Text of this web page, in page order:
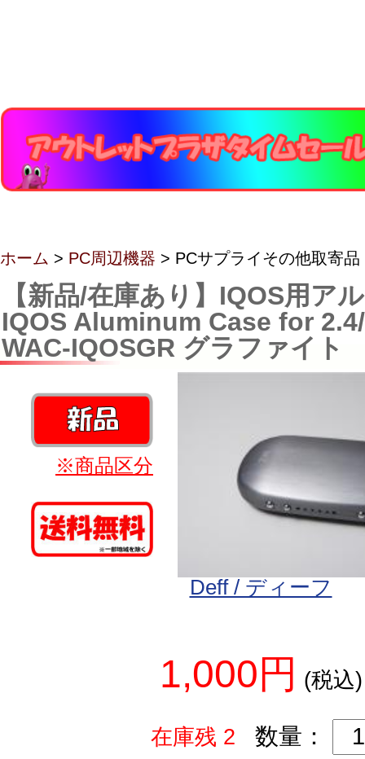
ホーム > PC周辺機器 > PCサプライその他取寄品
【新品/在庫あり】IQOS用ア
IQOS Aluminum Case for
WAC-IQOSGR グラファイト
※商品区分
Deff / ディーフ
1,000円 (税込)
在庫残 2 数量：